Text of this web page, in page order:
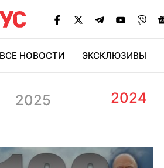
ВСЕ НОВОСТИ ЭКСКЛЮЗИВЫ
2025 2024